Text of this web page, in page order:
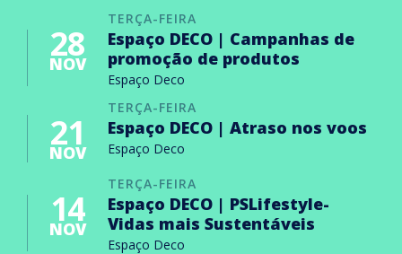
TERÇA-FEIRA
28
NOV
Espaço DECO | Campanhas de
promoção de produtos
Espaço Deco
TERÇA-FEIRA
21
NOV
Espaço DECO | Atraso nos voos
Espaço Deco
TERÇA-FEIRA
14
NOV
Espaço DECO | PSLifestyle-
Vidas mais Sustentáveis
Espaço Deco